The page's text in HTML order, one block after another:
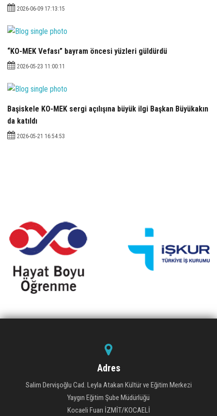
2026-06-09 17:13:15
“KO-MEK Vefası” bayram öncesi yüzleri güldürdü
2026-05-23 11:00:11
Başiskele KO-MEK sergi açılışına büyük ilgi Başkan Büyükakın
da katıldı
2026-05-21 16:54:53
Adres
Salim Dervişoğlu Cad. Leyla Atakan Kültür ve Eğitim Merkezi
Yaygın Eğitim Şube Müdürlüğü
Kocaeli Fuarı İZMİT/KOCAELİ